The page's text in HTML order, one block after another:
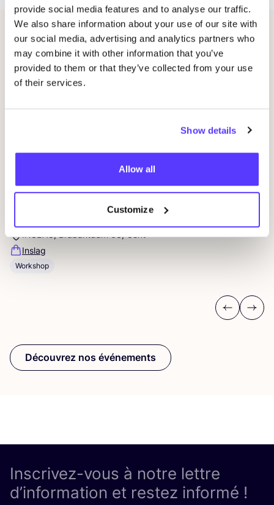
provide social media features and to analyse our traffic.
We also share information about your use of our site with
our social media, advertising and analytics partners who
may combine it with other information that you’ve
provided to them or that they’ve collected from your use
of their services.
Show details
Allow all
Customize
Événements liés
05 SEP
INSLAG, Brabantdam 63, Gent
Inslag
Workshop
Previous
Next
Découvrez nos événements
Inscrivez-vous à notre lettre
d’information et restez informé !